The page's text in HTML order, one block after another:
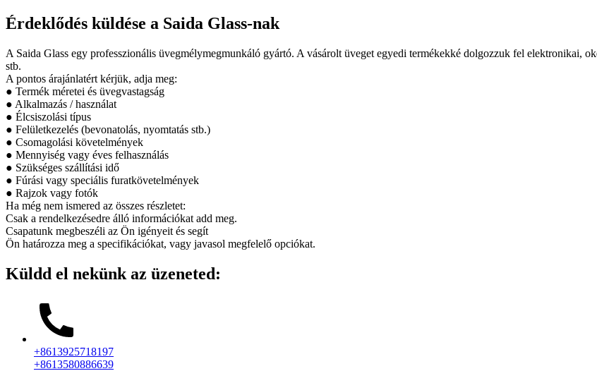
Érdeklődés küldése a Saida Glass-nak
A Saida Glass egy professzionális üvegmélymegmunkáló gyártó. A vásárolt üveget egyedi termékekké dolgozzuk fel elektronikai,
stb.
A pontos árajánlatért kérjük, adja meg:
● Termék méretei és üvegvastagság
● Alkalmazás / használat
● Élcsiszolási típus
● Felületkezelés (bevonatolás, nyomtatás stb.)
● Csomagolási követelmények
● Mennyiség vagy éves felhasználás
● Szükséges szállítási idő
● Fúrási vagy speciális furatkövetelmények
● Rajzok vagy fotók
Ha még nem ismered az összes részletet:
Csak a rendelkezésedre álló információkat add meg.
Csapatunk megbeszéli az Ön igényeit és segít
Ön határozza meg a specifikációkat, vagy javasol megfelelő opciókat.
Küldd el nekünk az üzeneted:
+8613925718197
+8613580886639